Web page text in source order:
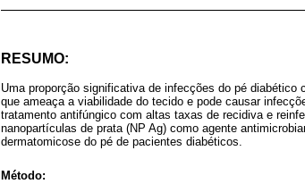
RESUMO:
Uma proporção significativa de infecções do pé
que ameaça a viabilidade do tecido e pode causar
tratamento antifúngico com altas taxas de recidiva e
nanopartículas de prata (NP Ag) como agente
dermatomicose do pé de pacientes diabéticos.
Método: